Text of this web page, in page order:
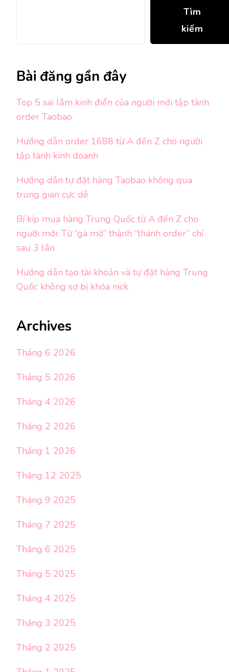
Tìm
kiếm
Bài đăng gần đây
Top 5 sai lầm kinh điển của người mới tập tành
order Taobao
Hướng dẫn order 1688 từ A đến Z cho người
tập tành kinh doanh
Hướng dẫn tự đặt hàng Taobao không qua
trung gian cực dễ
Bí kíp mua hàng Trung Quốc từ A đến Z cho
người mới: Từ “gà mờ” thành “thánh order” chỉ
sau 3 lần
Hướng dẫn tạo tài khoản và tự đặt hàng Trung
Quốc không sợ bị khóa nick
Archives
Tháng 6 2026
Tháng 5 2026
Tháng 4 2026
Tháng 2 2026
Tháng 1 2026
Tháng 12 2025
Tháng 9 2025
Tháng 7 2025
Tháng 6 2025
Tháng 5 2025
Tháng 4 2025
Tháng 3 2025
Tháng 2 2025